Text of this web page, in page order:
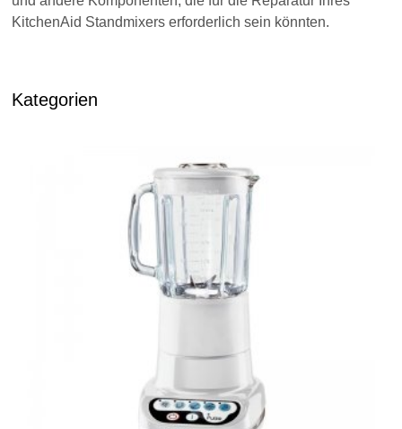
KitchenAid Standmixers erforderlich sein könnten.
Kategorien